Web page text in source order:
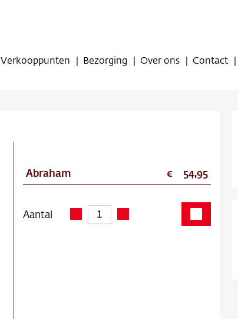
Verkooppunten Bezorging Over ons Contact
Abraham 54,95
Aantal